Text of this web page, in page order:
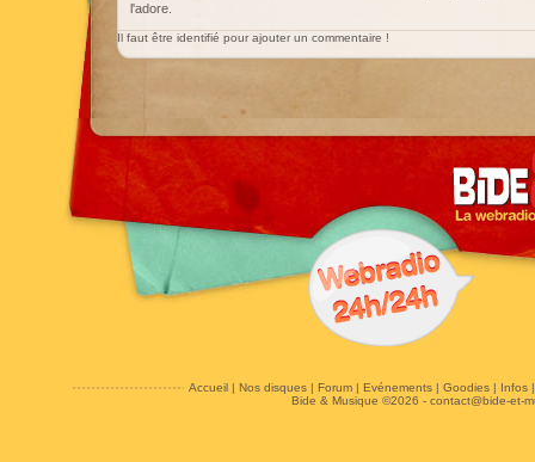
l'adore.
Il faut être identifié pour ajouter un commentaire !
Accueil| Nos disques| Forum| Evénements| Goodies| Infos
Bide & Musique ©2026 - contact@bide-et-